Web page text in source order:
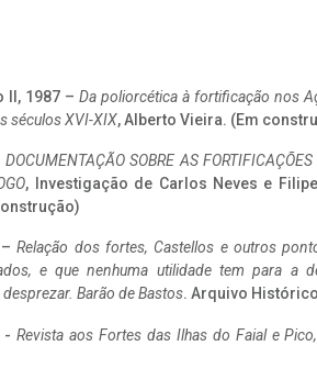
II, 1987 – Da poliorcética à fortificação nos
séculos XVI-XIX, Alberto Vieira. (Em
DOCUMENTAÇÃO SOBRE AS
, Investigação de Carlos Neves e
–Relação dos fortes, Castellos e outros
e que nenhuma utilidade tem para a
Barão de Bastos. Arquivo
-Revista aos Fortes das Ilhas do Faial e